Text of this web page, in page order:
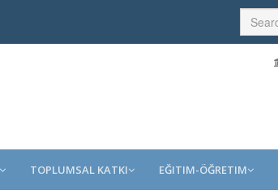
TOPLUMSAL KATKI EĞITIM-ÖĞRETIM